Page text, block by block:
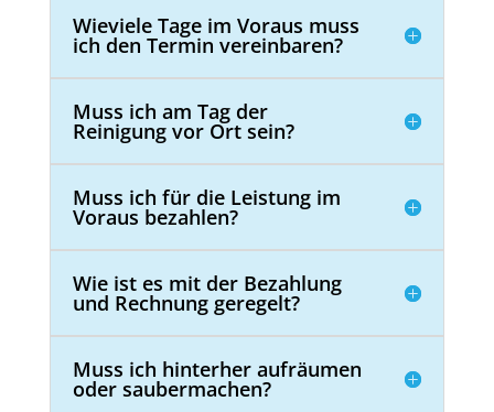
Wieviele Tage im Voraus muss
ich den Termin vereinbaren?
Muss ich am Tag der
Reinigung vor Ort sein?
Muss ich für die Leistung im
Voraus bezahlen?
Wie ist es mit der Bezahlung
und Rechnung geregelt?
Muss ich hinterher aufräumen
oder saubermachen?